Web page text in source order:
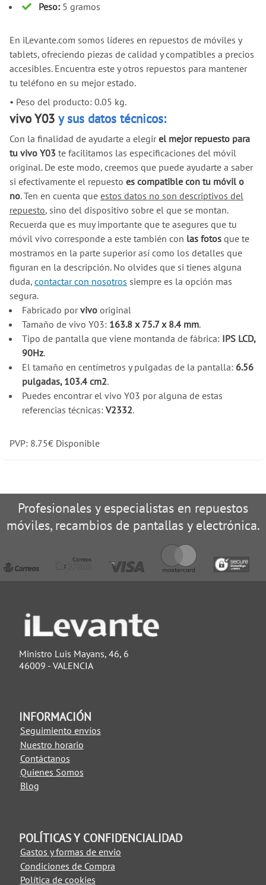
Peso:5 gramos
En iLevante.com somos líderes en repuestos de móviles y
tablets, ofreciendo piezas de calidad y compatibles a precios
accesibles. Encuentra este y otros repuestos para mantener
tu teléfono en su mejor estado.
• Peso del producto: 0.05 kg.
vivo Y03 y sus datos técnicos:
Con la finalidad de ayudarte a elegirel mejor repuesto para
tu vivo Y03 te facilitamos las especificaciones del móvil
original. De este modo, creemos que puede ayudarte a saber
si efectivamente el repuesto es compatible con tu móvil o
no. Ten en cuenta que estos datos no son descriptivos del
repuesto, sino del dispositivo sobre el que se montan.
Recuerda que es muy importante que te asegures que tu
móvil vivo corresponde a este también con las fotos que te
mostramos en la parte superior así como los detalles que
figuran en la descripción. No olvides que si tienes alguna
duda, contactar con nosotros siempre es la opción mas
segura.
Fabricado porvivooriginal
Tamaño de vivo Y03: 163.8 x 75.7 x 8.4 mm.
Tipo de pantalla que viene montanda de fábrica: IPS LCD,
90Hz.
El tamaño en centímetros y pulgadas de la pantalla: 6.56
pulgadas, 103.4 cm2.
Puedes encontrar el vivo Y03 por alguna de estas
referencias técnicas: V2332.
PVP: 8.75€ Disponible
Profesionales y especialistas en repuestos
móviles, recambios de pantallas y electrónica.
Ministro Luis Mayans, 46, 6
46009 - VALENCIA
INFORMACIÓN
Seguimiento envíos
Nuestro horario
Contáctanos
Quienes Somos
Blog
POLÍTICAS Y CONFIDENCIALIDAD
Gastos y formas de envio
Condiciones de Compra
Política de cookies